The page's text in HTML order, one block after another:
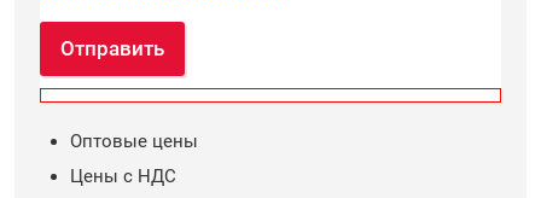
Отправить
Оптовые цены
Цены с НДС